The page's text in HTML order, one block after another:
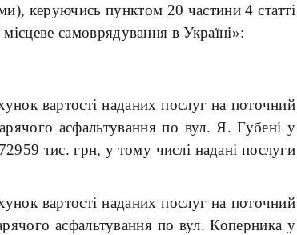
керуючись пунктом 20 частини 4 статті
самоврядування в Україні»:
вартості наданих послуг на поточний
асфальтування по вул. Я. Губені у
тис. грн, у тому числі надані послуги
вартості наданих послуг на поточний
асфальтування по вул. Коперника у